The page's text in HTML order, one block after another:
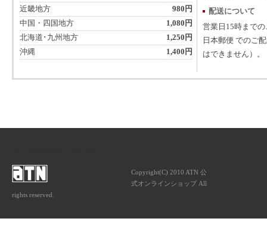
近畿地方
980円
中国・四国地方
1,080円
北海道･九州地方
1,250円
沖縄
1,400円
配送について
営業日15時まで
日本郵便 でのご
はできません）。
Copyright(C) 2010 ATN 公
式オンラインショップ All
rights reserved.